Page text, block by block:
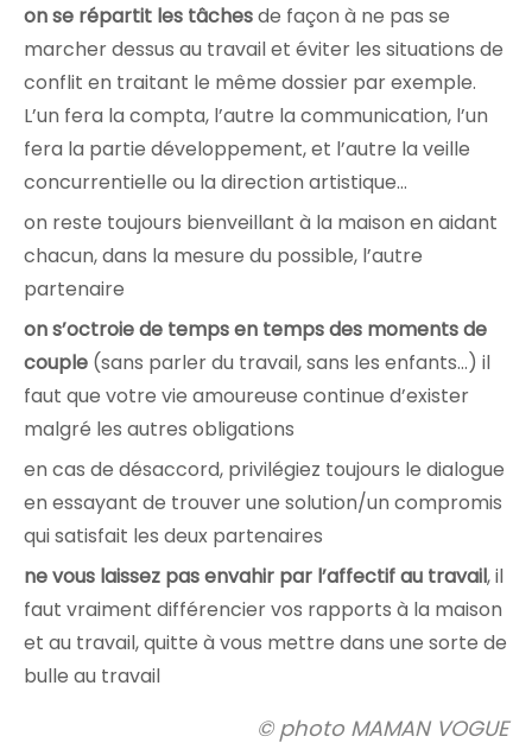
on se répartit les tâchesde façon à ne pas se
marcher dessus au travail et éviter les situations de
conflit en traitant le même dossier par exemple.
L’un fera la compta, l’autre la communication, l’un
fera la partie développement, et l’autre la veille
concurrentielle ou la direction artistique…
on reste toujours bienveillant à la maison en aidant
chacun, dans la mesure du possible, l’autre
partenaire
on s’octroie de temps en temps des moments de
couple (sans parler du travail, sans les enfants…) il
faut que votre vie amoureuse continue d’exister
malgré les autres obligations
en cas de désaccord, privilégiez toujours le dialogue
en essayant de trouver une solution/un compromis
qui satisfait les deux partenaires
ne vous laissez pas envahir par l’affectif au travail, il
faut vraiment différencier vos rapports à la maison
et au travail, quitte à vous mettre dans une sorte de
bulle au travail
© photo MAMAN VOGUE